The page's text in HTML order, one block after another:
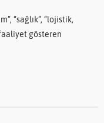
“sağlık”, “lojistik,
gösteren